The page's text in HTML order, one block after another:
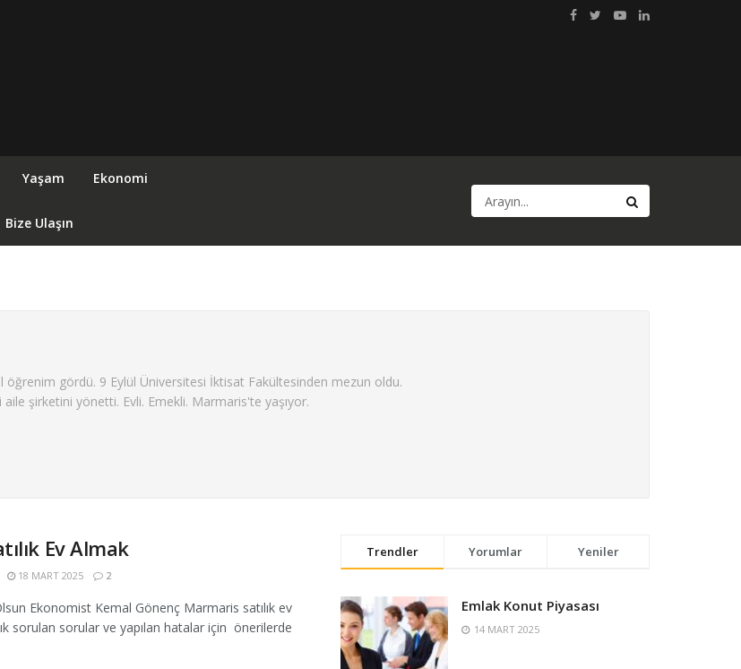
Yaşam Ekonomi
Bize Ulaşın
öğrenim gördü. 9 Eylül Üniversitesi İktisat Fakültesinden mezun oldu.
aile şirketini yönetti. Evli. Emekli. Marmaris'te yaşıyor.
Ev Almak
18 MART 2025 2
Ekonomist Kemal Gönenç Marmaris satılık ev
sorulan sorular ve yapılan hatalar için önerilerde
Trendler Yorumlar Yeniler
Emlak Konut Piyasası
14 MART 2025